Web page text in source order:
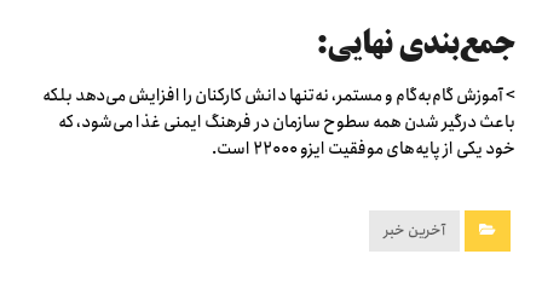
جمع‌بندی نهایی:
> آموزش گام‌به‌گام و مستمر، نه‌تنها دانش کارکنان را افزایش می‌دهد بلکه
باعث درگیر شدن همه سطوح سازمان در فرهنگ ایمنی غذا می‌شود، که
خود یکی از پایه‌های موفقیت ایزو ۲۲۰۰۰ است.
آخرین خبر